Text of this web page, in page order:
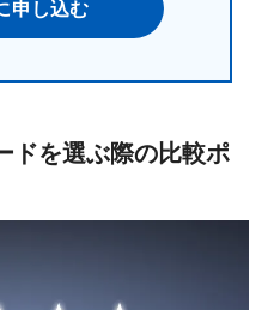
申し込む
ドを選ぶ際の比較ポ